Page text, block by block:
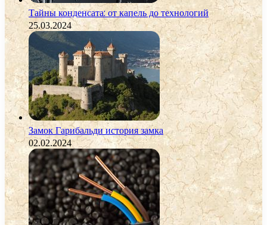
Тайны конденсата: от капель до технологий
25.03.2024
Замок Гарибальди история замка
02.02.2024